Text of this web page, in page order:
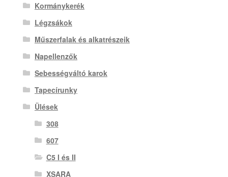
Kormánykerék
Légzsákok
Műszerfalak és alkatrészeik
Napellenzők
Sebességváltó karok
Tapecírunky
Ülések
308
607
C5 I és II
XSARA